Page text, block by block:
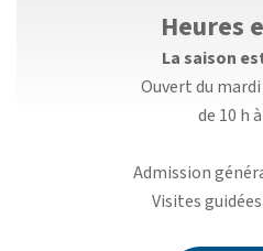
Heures
La saison
Ouvert du
de 10 h
Admission
Visites